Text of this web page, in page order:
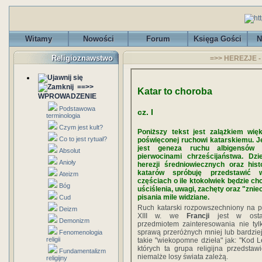
Witamy Nowości Forum Księga Gości
Religioznawstwo
==>>
WPROWADZENIE
Podstawowa
terminologia
Czym jest kult?
Co to jest rytuał?
Absolut
Anioły
Ateizm
Bóg
Cud
Deizm
Demonizm
Fenomenologia
religii
Fundamentalizm
religijny
=>> HEREZJE
Katar to choroba
cz. I
Poniższy tekst jest zalążkiem
poświęconej ruchowi katarskiemu.
jest geneza ruchu albigensów
pierwocinami chrześcijaństwa.
herezji średniowiecznych oraz
katarów spróbuję przedstawić
częściach o ile ktokolwiek będzie
uściślenia, uwagi, zachęty oraz
pisania mile widziane.
Ruch katarski rozpowszechniony na
XIII w. weFrancji jest w
przedmiotem zainteresowania nie
sprawą przeróżnych mniej lub
takie "wiekopomne dzieła" jak: "Kod
których ta grupa religijna
niemalże losy świata zależą.